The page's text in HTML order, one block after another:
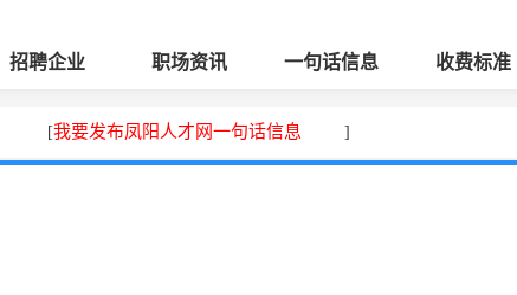
招聘企业 职场资讯 一句话信息 收费标准
[我要发布凤阳人才网一句话信息 ]